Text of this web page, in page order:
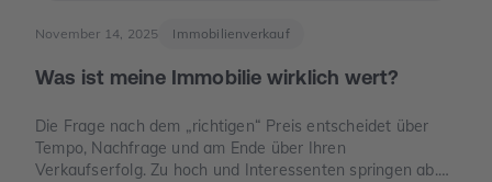
November 14, 2025 Immobilienverkauf
Was ist meine Immobilie wirklich wert?
Die Frage nach dem „richtigen“ Preis entscheidet über
Tempo, Nachfrage und am Ende über Ihren
Verkaufserfolg. Zu hoch und Interessenten springen ab.